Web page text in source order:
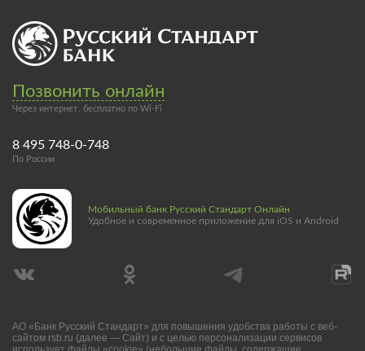
Позвонить онлайн
Через интернет, бесплатно по Wi-Fi
8 495 748-0-748
По России
Мобильный банк Русский Стандарт Онлайн
Удобное и современное приложение для iOS и Android
АО «Банк Русский Стандарт» для повышения удобства работы с веб-
сайтом rsb.ru (далее — Сайт) и с целью персонализации сервисов